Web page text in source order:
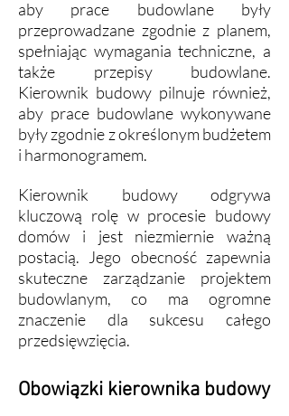
aby prace budowlane były
przeprowadzane zgodnie z planem,
spełniając wymagania techniczne, a
także przepisy budowlane.
Kierownik budowy pilnuje również,
aby prace budowlane wykonywane
były zgodnie z określonym budżetem
i harmonogramem.
Kierownik budowy odgrywa
kluczową rolę w procesie budowy
domów i jest niezmiernie ważną
postacią. Jego obecność zapewnia
skuteczne zarządzanie projektem
budowlanym, co ma ogromne
znaczenie dla sukcesu całego
przedsięwzięcia.
Obowiązki kierownika budowy